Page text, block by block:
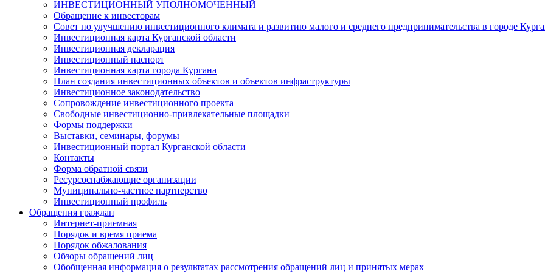
ИНВЕСТИЦИОННЫЙ УПОЛНОМОЧЕННЫЙ
Обращение к инвесторам
Совет по улучшению инвестиционного климата и развитию малого и среднего предпринимательства в городе
Инвестиционная карта Курганской области
Инвестиционная декларация
Инвестиционный паспорт
Инвестиционная карта города Кургана
План создания инвестиционных объектов и объектов инфраструктуры
Инвестиционное законодательство
Сопровождение инвестиционного проекта
Свободные инвестиционно-привлекательные площадки
Формы поддержки
Выставки, семинары, форумы
Инвестиционный портал Курганской области
Контакты
Форма обратной связи
Ресурсоснабжающие организации
Муниципально-частное партнерство
Инвестиционный профиль
Обращения граждан
Интернет-приемная
Порядок и время приема
Порядок обжалования
Обзоры обращений лиц
Обобщенная информация о результатах рассмотрения обращений лиц и принятых мерах